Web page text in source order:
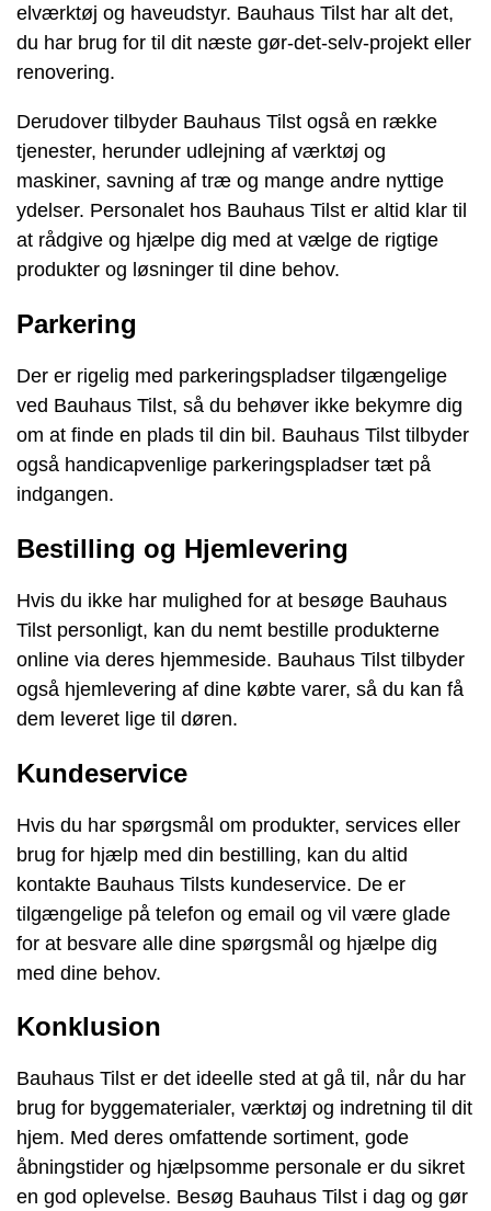
elværktøj og haveudstyr. Bauhaus Tilst har alt det,
du har brug for til dit næste gør-det-selv-projekt eller
renovering.
Derudover tilbyder Bauhaus Tilst også en række
tjenester, herunder udlejning af værktøj og
maskiner, savning af træ og mange andre nyttige
ydelser. Personalet hos Bauhaus Tilst er altid klar til
at rådgive og hjælpe dig med at vælge de rigtige
produkter og løsninger til dine behov.
Parkering
Der er rigelig med parkeringspladser tilgængelige
ved Bauhaus Tilst, så du behøver ikke bekymre dig
om at finde en plads til din bil. Bauhaus Tilst tilbyder
også handicapvenlige parkeringspladser tæt på
indgangen.
Bestilling og Hjemlevering
Hvis du ikke har mulighed for at besøge Bauhaus
Tilst personligt, kan du nemt bestille produkterne
online via deres hjemmeside. Bauhaus Tilst tilbyder
også hjemlevering af dine købte varer, så du kan få
dem leveret lige til døren.
Kundeservice
Hvis du har spørgsmål om produkter, services eller
brug for hjælp med din bestilling, kan du altid
kontakte Bauhaus Tilsts kundeservice. De er
tilgængelige på telefon og email og vil være glade
for at besvare alle dine spørgsmål og hjælpe dig
med dine behov.
Konklusion
Bauhaus Tilst er det ideelle sted at gå til, når du har
brug for byggematerialer, værktøj og indretning til dit
hjem. Med deres omfattende sortiment, gode
åbningstider og hjælpsomme personale er du sikret
en god oplevelse. Besøg Bauhaus Tilst i dag og gør